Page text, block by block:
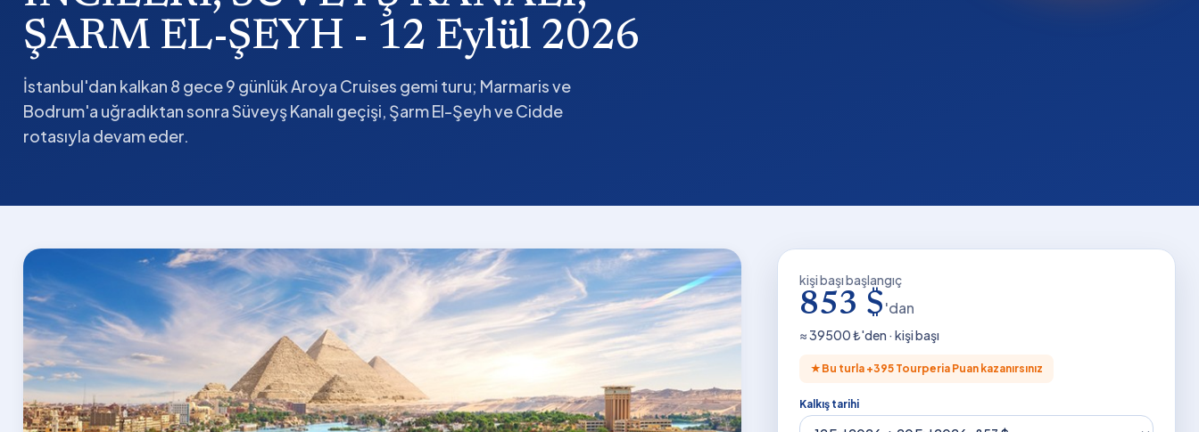
ŞARM EL-ŞEYH - 12 Eylül 2026
İstanbul'dan kalkan 8 gece 9 günlük Aroya Cruises gemi turu; Marmaris ve
Bodrum'a uğradıktan sonra Süveyş Kanalı geçişi, Şarm El-Şeyh ve Cidde
rotasıyla devam eder.
kişi başı başlangıç
853 $'dan
≈39500₺'den · kişi başı
★ Bu turla +395Tourperia Puan kazanırsınız
Kalkış tarihi